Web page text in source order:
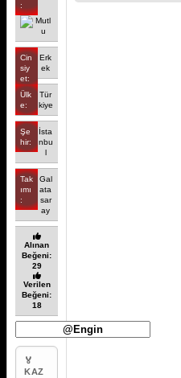
:
Cin
siy
et:
Erk
ek
Ülk
e:
Tür
kiye
Şe
hir:
İsta
nbu
l
Tak
ımı
:
Gal
ata
sar
ay
Alınan
Beğeni:
29
Verilen
Beğeni:
18
🏅
KAZ